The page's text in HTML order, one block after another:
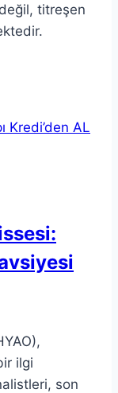
titreşen
ilgi
son